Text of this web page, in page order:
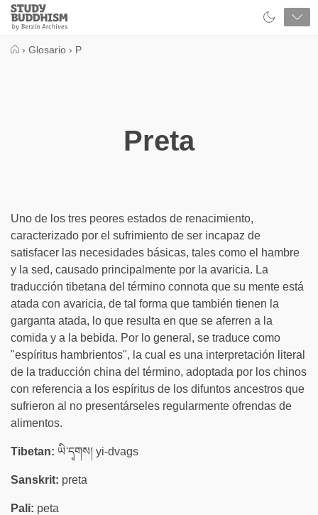
Close
Study
Buddhism
› Glosario › P
Preta
Uno de los tres peores estados de renacimiento,
caracterizado por el sufrimiento de ser incapaz de
satisfacer las necesidades básicas, tales como el hambre
y la sed, causado principalmente por la avaricia. La
traducción tibetana del término connota que su mente está
atada con avaricia, de tal forma que también tienen la
garganta atada, lo que resulta en que se aferren a la
comida y a la bebida. Por lo general, se traduce como
"espíritus hambrientos", la cual es una interpretación literal
de la traducción china del término, adoptada por los chinos
con referencia a los espíritus de los difuntos ancestros que
sufrieron al no presentárseles regularmente ofrendas de
alimentos.
Tibetan: ཡི་དྭགས། yi-dvags
Sanskrit: preta
Pali: peta